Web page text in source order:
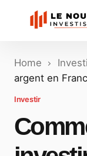
Home
argent en
Investir